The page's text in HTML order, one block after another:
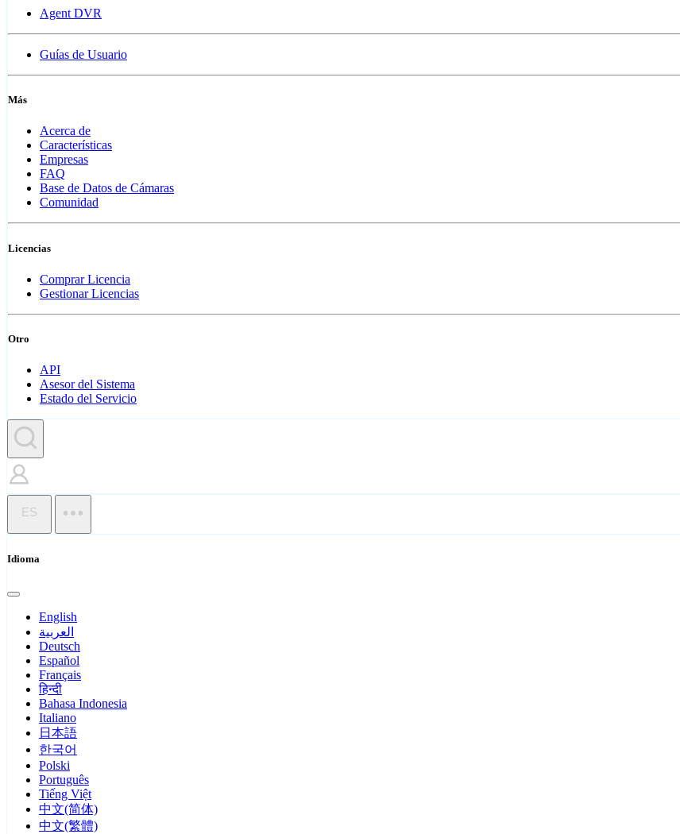
Agent DVR
Guías de Usuario
Más
Acerca de
Características
Empresas
FAQ
Base de Datos de Cámaras
Comunidad
Licencias
Comprar Licencia
Gestionar Licencias
Otro
API
Asesor del Sistema
Estado del Servicio
ES
Idioma
English
العربية
Deutsch
Español
Français
हिन्दी
Bahasa Indonesia
Italiano
日本語
한국어
Polski
Português
Tiếng Việt
中文(简体)
中文(繁體)